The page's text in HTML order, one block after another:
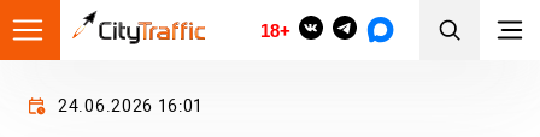
18+
24.06.2026 16:01